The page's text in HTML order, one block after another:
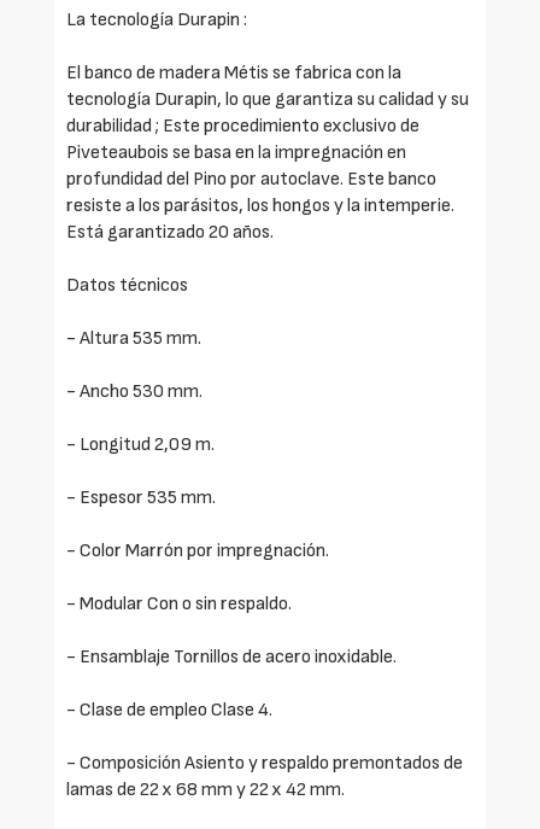
La tecnología Durapin :
El banco de madera Métis se fabrica con la
tecnología Durapin, lo que garantiza su calidad y su
durabilidad ; Este procedimiento exclusivo de
Piveteaubois se basa en la impregnación en
profundidad del Pino por autoclave. Este banco
resiste a los parásitos, los hongos y la intemperie.
Está garantizado 20 años.
Datos técnicos
- Altura 535 mm.
- Ancho 530 mm.
- Longitud 2,09 m.
- Espesor 535 mm.
- Color Marrón por impregnación.
- Modular Con o sin respaldo.
- Ensamblaje Tornillos de acero inoxidable.
- Clase de empleo Clase 4.
- Composición Asiento y respaldo premontados de
lamas de 22 x 68 mm y 22 x 42 mm.